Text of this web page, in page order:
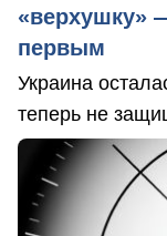
«верхушку»
первым
Украина
теперь не